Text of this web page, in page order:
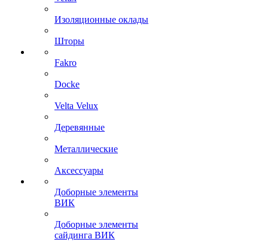
Изоляционные оклады
Шторы
Fakro
Docke
Velta Velux
Деревянные
Металлические
Аксессуары
Доборные элементы
ВИК
Доборные элементы
сайдинга ВИК